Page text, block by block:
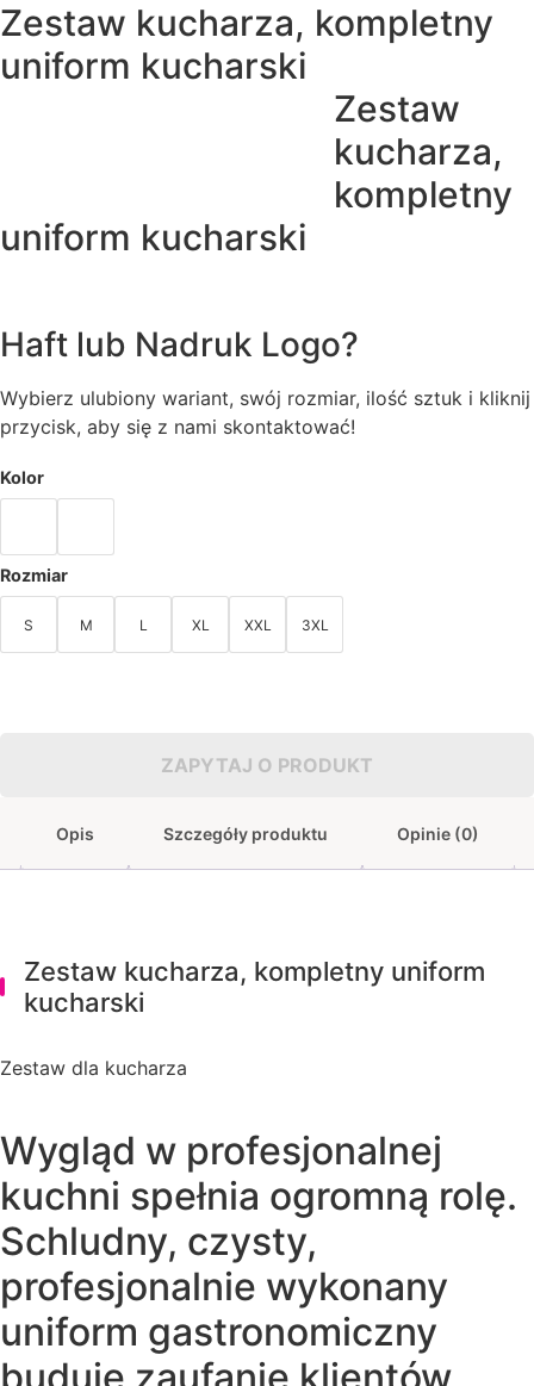
Zestaw kucharza, kompletny
uniform kucharski
Zestaw
kucharza,
kompletny
uniform kucharski
Haft lub Nadruk Logo?
Wybierz ulubiony wariant, swój rozmiar, ilość sztuk i kliknij
przycisk, aby się z nami skontaktować!
Kolor
Rozmiar
S M L XL XXL 3XL
ZAPYTAJ O PRODUKT
Opis Szczegóły produktu Opinie (0)
Zestaw kucharza, kompletny uniform
kucharski
Zestaw dla kucharza
Wygląd w profesjonalnej
kuchni spełnia ogromną rolę.
Schludny, czysty,
profesjonalnie wykonany
uniform gastronomiczny